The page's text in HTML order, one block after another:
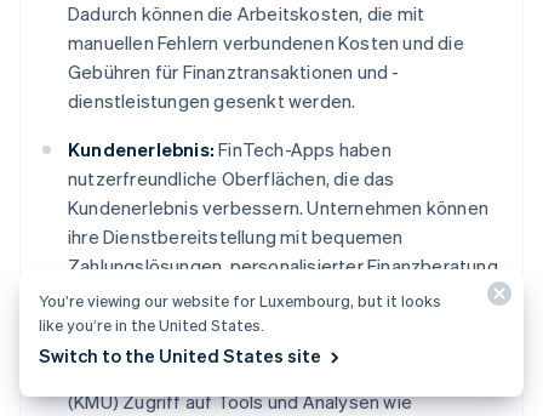
Dadurch können die Arbeitskosten, die mit
manuellen Fehlern verbundenen Kosten und die
Gebühren für Finanztransaktionen und -
dienstleistungen gesenkt werden.
Kundenerlebnis: FinTech-Apps haben
nutzerfreundliche Oberflächen, die das
Kundenerlebnis verbessern. Unternehmen können
ihre Dienstbereitstellung mit bequemen
Zahlungslösungen, personalisierter Finanzberatung
und Treueprogrammen verbessern.
Zugang zu Finanzinstrumenten:
(KMU) Zugriff auf Tools und Analysen wie
You’re viewing our website for Luxembourg, but it looks
like you’re in the United States.
Switch to the United States site